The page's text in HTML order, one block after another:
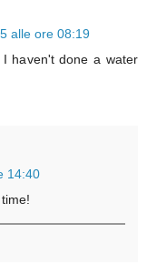
alle ore 08:19
haven't done a water
14:40